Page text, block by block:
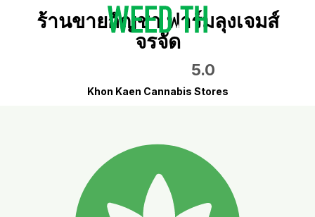
ร้านขายกัญชา ฟาร์มลุงเจมส์
จรจัด
5.0
Khon Kaen Cannabis Stores